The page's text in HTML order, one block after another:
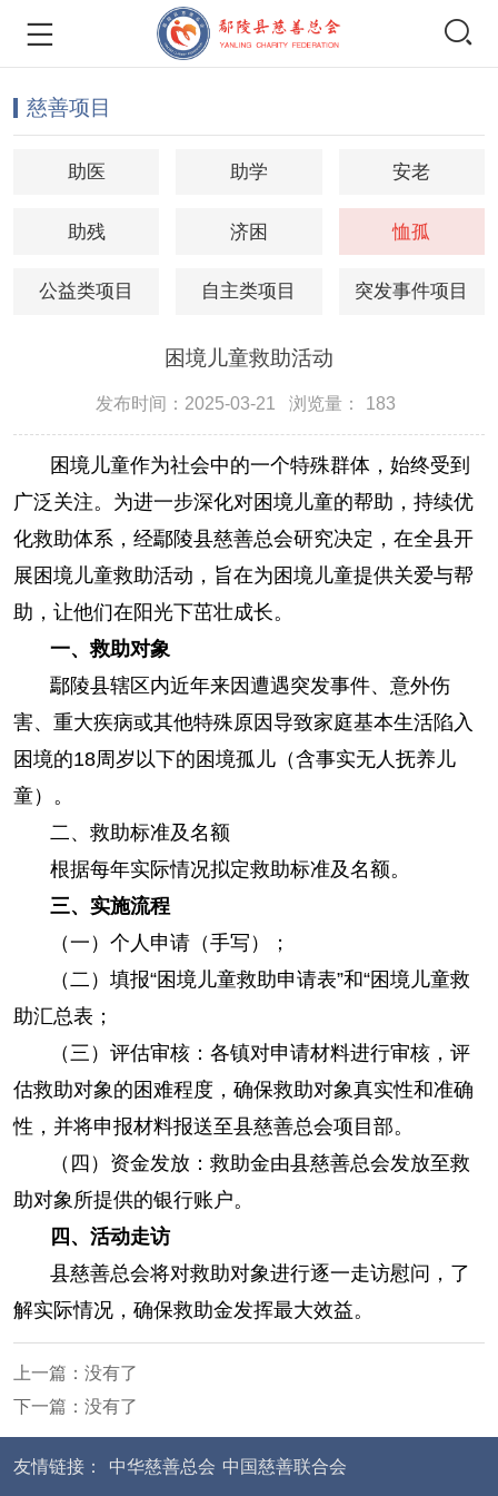
 
慈善项目
助医 助学 安老
助残 济困 恤孤
公益类项目 自主类项目 突发事件项目
困境儿童救助活动
发布时间：2025-03-21 浏览量： 183
困境儿童作为社会中的一个特殊群体，始终受到
广泛关注。为进一步深化对困境儿童的帮助，持续优
化救助体系，经鄢陵县慈善总会研究决定，在全县开
展困境儿童救助活动，旨在为困境儿童提供关爱与帮
助，让他们在阳光下茁壮成长。
一、救助对象
鄢陵县辖区内近年来因遭遇突发事件、意外伤
害、重大疾病或其他特殊原因导致家庭基本生活陷入
困境的18周岁以下的困境孤儿（含事实无人抚养儿
童）。
二、救助标准及名额
根据每年实际情况拟定救助标准及名额。
三、实施流程
（一）个人申请（手写）；
（二）填报“困境儿童救助申请表”和“困境儿童救
助汇总表；
（三）评估审核：各镇对申请材料进行审核，评
估救助对象的困难程度，确保救助对象真实性和准确
性，并将申报材料报送至县慈善总会项目部。
（四）资金发放：救助金由县慈善总会发放至救
助对象所提供的银行账户。
四、活动走访
县慈善总会将对救助对象进行逐一走访慰问，了
解实际情况，确保救助金发挥最大效益。
上一篇：没有了
下一篇：没有了
友情链接： 中华慈善总会 中国慈善联合会